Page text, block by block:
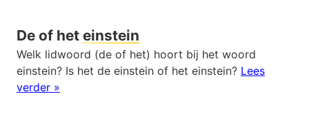
De of het einstein
Welk lidwoord (de of het) hoort bij het woord
einstein? Is het de einstein of het einstein? Lees
verder »